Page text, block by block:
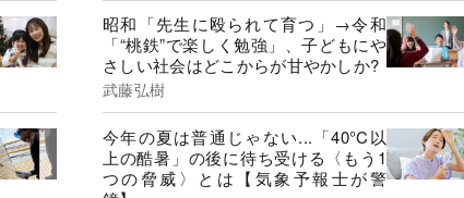
昭和「先生に殴られて育つ」→令和
「“桃鉄”で楽しく勉強」、子どもにや
さしい社会はどこからが甘やかしか?
武藤弘樹
今年の夏は普通じゃない...「40°C以
上の酷暑」の後に待ち受ける〈もう1
つの脅威〉とは【気象予報士が警